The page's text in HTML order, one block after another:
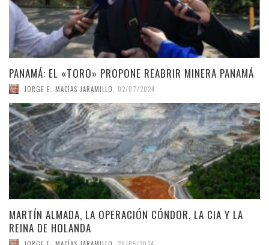
PANAMÁ: EL «TORO» PROPONE REABRIR MINERA PANAMÁ
JORGE E. MACÍAS JARAMILLO, 02/07/2024
MARTÍN ALMADA, LA OPERACIÓN CÓNDOR, LA CIA Y LA
REINA DE HOLANDA